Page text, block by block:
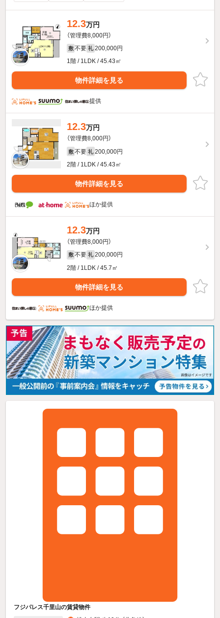
12.3万円
（管理費8,000円）
敷 不要 礼 200,000円
1階 / 1LDK / 45.43㎡
物件詳細を見る
提供
12.3万円
（管理費8,000円）
敷 不要 礼 200,000円
2階 / 1LDK / 45.43㎡
物件詳細を見る
ほか提供
12.3万円
（管理費8,000円）
敷 不要 礼 200,000円
2階 / 1LDK / 45.7㎡
物件詳細を見る
ほか提供
フジパレス千里山の賃貸物件